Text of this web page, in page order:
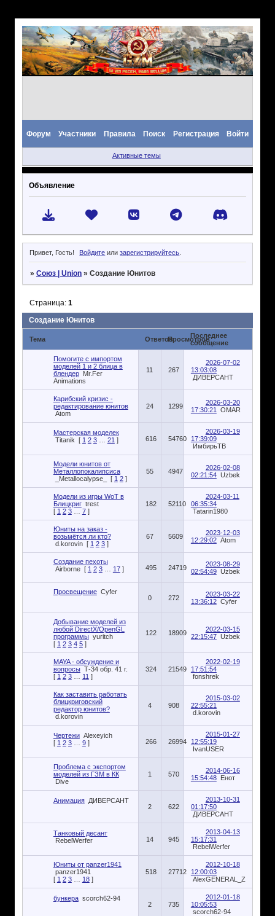
Форум Участники Правила Поиск Регистрация Войти
Активные темы
Объявление
Привет, Гость! Войдите илизарегистрируйтесь
» Союз | Union » Создание Юнитов
Создание Юнитов
Страница: 1
Тема ОтветовПросмотровПоследнее
сообщение
Помогите с импортом
моделей 1 и 2 блица в
блендер Мr.Fer
Animations
11 267
2026-07-02
13:03:08
ДИВЕРСАНТ
Карибский кризис -
редактирование юнитов
Atom
24 1299
2026-03-20
17:30:21
OMAR
Мастерская моделек
Titanik [ 1 2 3 21 ] 616 54760
2026-03-19
17:39:09
ИмбирьТВ
Модели юнитов от
Металлопокалипсиса
_Metallocalypse_
[ 1 2 ]
55 4947
2026-02-08
02:21:54 Uzbek
Модели из игры WoT в
Блицкриг trest
[ 1 2 3 7 ]
182 52110
2024-03-11
06:35:34
Tatarin1980
Юниты на заказ -
возьмётся ли кто?
d.korovin [ 1 2 3 ]
67 5609
2023-12-03
12:29:02 Atom
Создание пехоты
Airborne [ 1 2 3 17 ] 495 24719
2023-08-29
02:54:49 Uzbek
Просвещение Cyfer
0
272
2023-03-22
13:36:12 Cyfer
Добывание моделей из
любой DirectX/OpenGL
программы yuritch
[ 1 2 3 4 5 ]
122 18909
2022-03-15
22:15:47 Uzbek
MAYA - обсуждение и
вопросы Т-34 обр. 41 г.
[ 1 2 3 11 ]
324 21549
2022-02-19
17:51:54
fonshrek
Как заставить работать
блицкриговский
редактор юнитов?
d.korovin
4 908
2015-03-02
22:55:21
d.korovin
Чертежи Alexeyich
[ 1 2 3 9 ] 266 26994
2015-01-27
12:55:19
IvanUSER
Проблема с экспортом
моделей из ГЗМ в КК
Dive
1 570
2014-06-16
15:54:48 Енот
Анимация ДИВЕРСАНТ
2
622
2013-10-31
01:17:50
ДИВЕРСАНТ
Танковый десант
RebelWerfer
14 945
2013-04-13
15:17:31
RebelWerfer
Юниты от panzer1941
panzer1941
[ 1 2 3 18 ]
518 27712
2012-10-18
12:00:03
AlexGENERAL_Z
бункера scorch62-94
2
735
2012-01-18
10:05:53
scorch62-94